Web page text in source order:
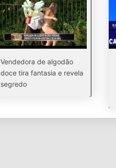
Vendedora de algodão
doce tira fantasia e revela
segredo